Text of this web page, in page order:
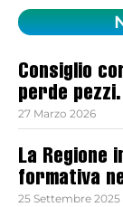
Consiglio
perde
27 Marzo 2026
La Regione
formativa
25 Settembre 2025